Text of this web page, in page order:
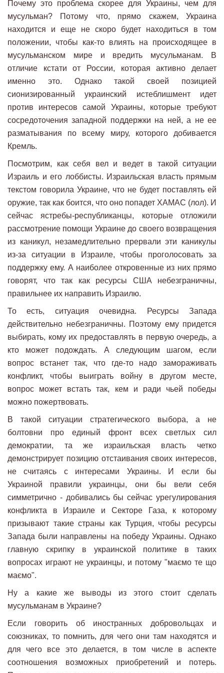
Почему это проблема скорее для Украины, чем для
мусульман? Потому что, прямо скажем, Украина
находится и еще не скоро будет находиться в том
положении, чтобы как-то влиять на происходящее в
мусульманском мире и вредить мусульманам. В
отличие кстати от России, которая активно делает
именно это. Однако такой своей позицией
сионизированный украинский истеблишмент идет
против интересов самой Украины, которые требуют
сосредоточения западной поддержки на ней, а не ее
разматывания по всему миру, которого добивается
Кремль.
Посмотрим, как себя вел и ведет в такой ситуации
Израиль и его лоббисты. Израильская власть прямым
текстом говорила Украине, что не будет поставлять ей
оружие, так как боится, что оно попадет ХАМАС (лол). И
сейчас ястребы-республиканцы, которые отложили
рассмотрение помощи Украине до своего возвращения
из каникул, незамедлительно прервали эти каникулы
из-за ситуации в Израиле, чтобы проголосовать за
поддержку ему. А наиболее откровенные из них прямо
говорят, что так как ресурсы США небезграничны,
правильнее их направить Израилю.
То есть, ситуация очевидна. Ресурсы Запада
действительно небезграничны. Поэтому ему придется
выбирать, кому их предоставлять в первую очередь, а
кто может подождать. А следующим шагом, если
вопрос встанет так, что где-то надо замораживать
конфликт, чтобы выиграть войну в другом месте,
вопрос может встать так, кем и ради чьей победы
можно пожертвовать.
В такой ситуации стратегического выбора, а не
болтовни про единый фронт всех светлых сил
демократии, та же израильская власть четко
демонстрирует позицию отстаивания своих интересов,
не считаясь с интересами Украины. И если бы
Украиной правили украинцы, они бы вели себя
симметрично - добивались бы сейчас урегулирования
конфликта в Израиле и Секторе Газа, к которому
призывают такие страны как Турция, чтобы ресурсы
Запада были направлены на победу Украины. Однако
главную скрипку в украинской политике в таких
вопросах играют не украинцы, и потому "маємо те що
маємо".
Ну а какие же выводы из этого стоит сделать
мусульманам в Украине?
Если говорить об иностранных добровольцах и
союзниках, то помнить, для чего они там находятся и
для чего все это делается, в том числе в аспекте
соотношения возможных приобретений и потерь.